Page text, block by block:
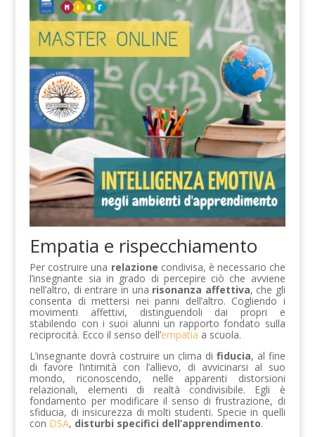
Empatia e rispecchiamento
Per costruire una relazione condivisa, è necessario che
l’insegnante sia in grado di percepire ciò che avviene
nell’altro, di entrare in una risonanza affettiva, che gli
consenta di mettersi nei panni dell’altro. Cogliendo i
movimenti affettivi, distinguendoli dai propri e
stabilendo con i suoi alunni un rapporto fondato sulla
reciprocità. Ecco il senso dell’empatia a scuola.
L’insegnante dovrà costruire un clima di fiducia, al fine
di favore l’intimità con l’allievo, di avvicinarsi al suo
mondo, riconoscendo, nelle apparenti distorsioni
relazionali, elementi di realtà condivisibile. Egli è
fondamento per modificare il senso di frustrazione, di
sfiducia, di insicurezza di molti studenti. Specie in quelli
con DSA, disturbi specifici dell’apprendimento.